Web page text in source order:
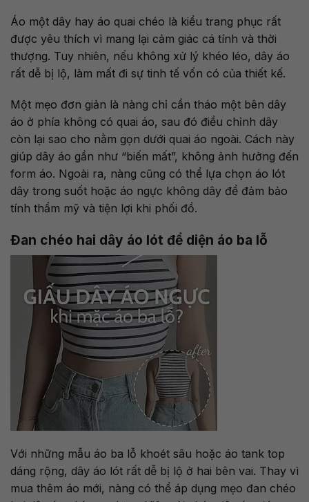
Áo một dây hay áo quai chéo là kiểu trang phục rất
được yêu thích vì mang lại cảm giác cá tính và thời
thượng. Tuy nhiên, nếu không xử lý khéo léo, dây áo
rất dễ bị lộ, làm mất đi sự tinh tế vốn có của thiết kế.
Một mẹo đơn giản là nàng chỉ cần tháo một bên dây
áo ở phía không có quai áo, sau đó điều chỉnh dây
còn lại sao cho nằm gọn dưới quai áo ngoài. Cách này
giúp dây áo gần như “biến mất”, không ảnh hưởng đến
form áo. Ngoài ra, nàng cũng có thể lựa chọn áo lót
dây trong suốt hoặc áo ngực không dây để đảm bảo
tính thẩm mỹ và tiện lợi khi phối đồ.
Đan chéo hai dây áo lót để diện áo ba lỗ
Với những mẫu áo ba lỗ khoét sâu hoặc áo tank top
dáng rộng, dây áo lót rất dễ bị lộ ở hai bên vai. Thay vì
mua thêm áo mới, nàng có thể áp dụng mẹo đan chéo